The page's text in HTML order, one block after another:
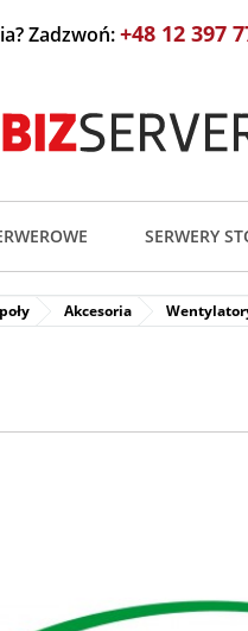
Zadzwoń:+48 12 397
SERWERY
Akcesoria